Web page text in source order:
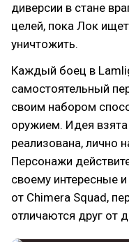
диверсии в стане
целей, пока Лок
уничтожить.
Каждый боец в
самостоятельный
своим набором
оружием. Идея
реализована, лично
Персонажи
своему интересные
от Chimera Squad,
отличаются друг от